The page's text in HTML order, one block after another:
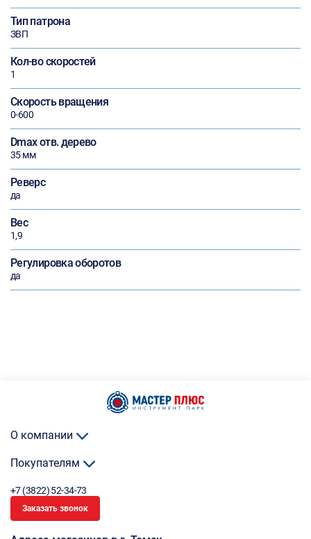
Тип патрона
ЗВП
Кол-во скоростей
1
Скорость вращения
0-600
Dmax отв. дерево
35 мм
Реверс
да
Вес
1,9
Регулировка оборотов
да
О компании
Покупателям
+7 (3822) 52-34-73
Заказать звонок